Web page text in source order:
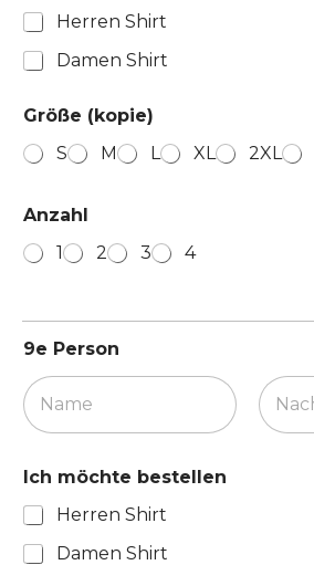
Herren Shirt
Damen Shirt
Größe (kopie)
S
M L XL 2XL
Anzahl
1
2 3 4
9e Person
Ich möchte bestellen
Herren Shirt
Damen Shirt